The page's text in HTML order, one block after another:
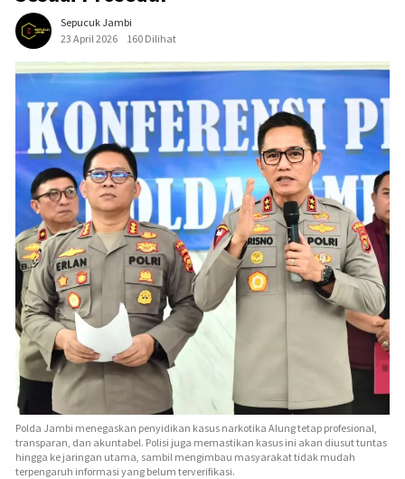
Sepucuk Jambi
23 April 2026
160 Dilihat
Polda Jambi menegaskan penyidikan kasus narkotika Alung tetap profesional,
transparan, dan akuntabel. Polisi juga memastikan kasus ini akan diusut tuntas
hingga ke jaringan utama, sambil mengimbau masyarakat tidak mudah
terpengaruh informasi yang belum terverifikasi.